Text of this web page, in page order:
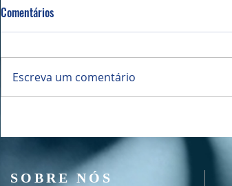
Bazar da PIBI
Comentários
Escreva um comentário
SOBRE NÓS